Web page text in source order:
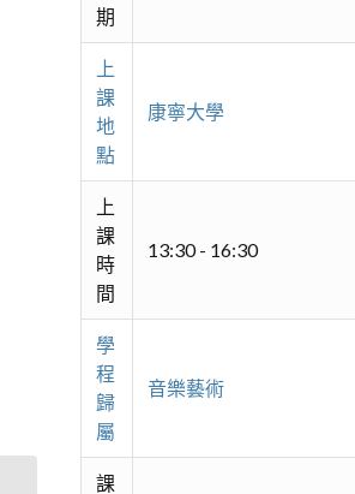
期
上
課
地
點
康寧大學
上
課
時
間
13:30 - 16:30
學
程
歸
屬
音樂藝術
課